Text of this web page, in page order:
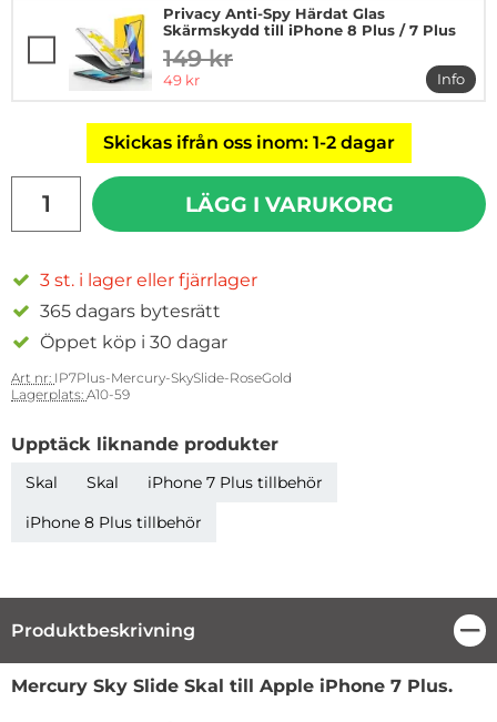
Privacy Anti-Spy Härdat Glas
Skärmskydd till iPhone 8 Plus / 7 Plus
tidigare pris
149 kr
rea pris
49 kr
Info
mer
Skickas ifrån oss inom: 1-2 dagar
LÄGG I VARUKORG
3 st. i lager eller fjärrlager
365 dagars bytesrätt
Öppet köp i 30 dagar
Art nr: IP7Plus-Mercury-SkySlide-RoseGold
Lagerplats: A10-59
Upptäck liknande produkter
Skal Skal
iPhone 7 Plus tillbehör
iPhone 8 Plus tillbehör
Produktbeskrivning
Produktbeskrivning
Mercury Sky Slide Skal till Apple iPhone 7 Plus.